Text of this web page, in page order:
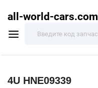
all-world-cars.com
4U HNE09339